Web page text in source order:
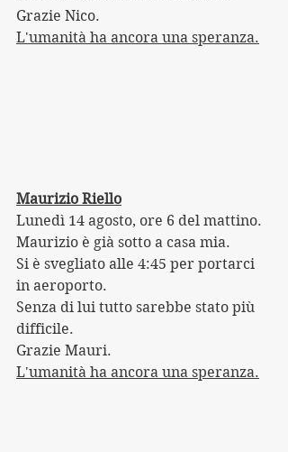
Grazie Nico.
L'umanità ha ancora una speranza.
Maurizio Riello
Lunedì 14 agosto, ore 6 del mattino.
Maurizio è già sotto a casa mia.
Si è svegliato alle 4:45 per portarci
in aeroporto.
Senza di lui tutto sarebbe stato più
difficile.
Grazie Mauri.
L'umanità ha ancora una speranza.